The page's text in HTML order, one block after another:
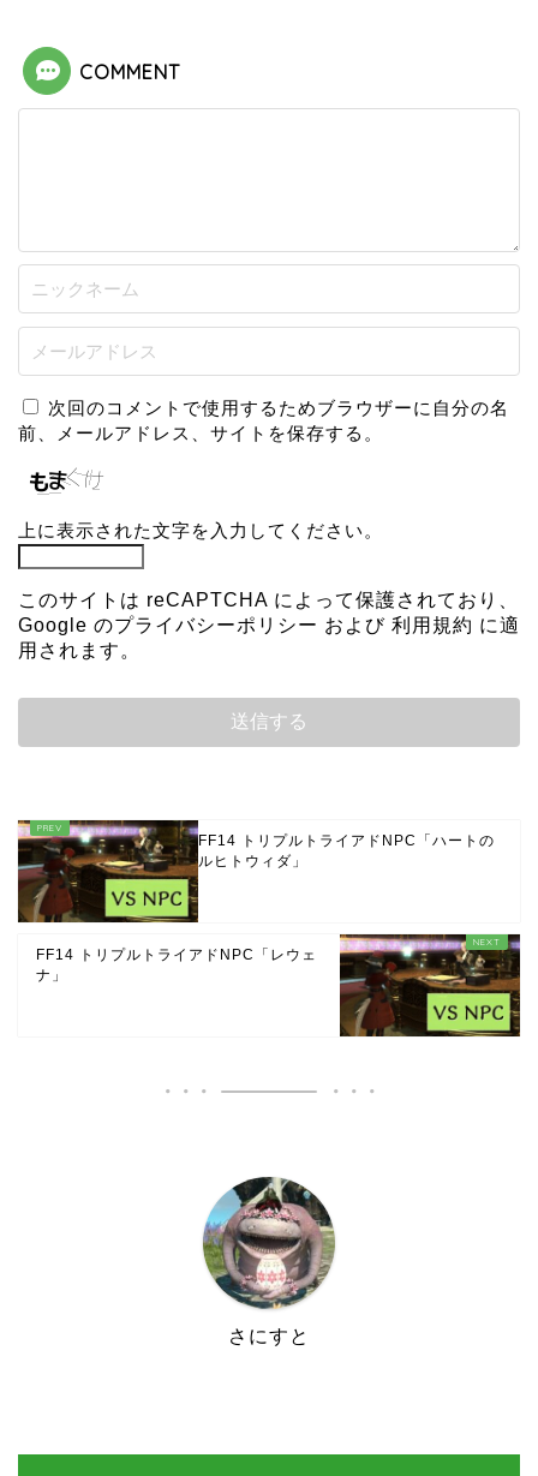
COMMENT
次回のコメントで使用するためブラウザーに自分の名
前、メールアドレス、サイトを保存する。
上に表示された文字を入力してください。
このサイトは reCAPTCHA によって保護されており、
Google のプライバシーポリシー および 利用規約 に適
用されます。
FF14 トリプルトライアドNPC「ハートの
ルヒトウィダ」
FF14 トリプルトライアドNPC「レウェ
ナ」
さにすと